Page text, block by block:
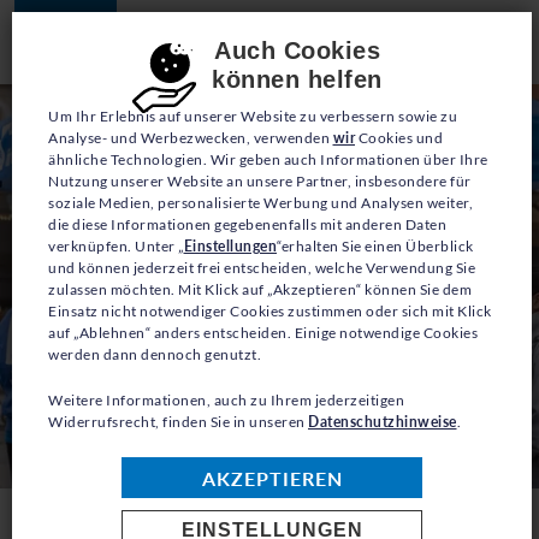
Consent-Einstellungen
Auch Cookies
können helfen
Um Ihr Erlebnis auf unserer Website zu verbessern sowie zu
Analyse- und Werbezwecken, verwenden wirCookies und
ähnliche Technologien. Wir geben auch Informationen über Ihre
Nutzung unserer Website an unsere Partner, insbesondere für
soziale Medien, personalisierte Werbung und Analysen weiter,
die diese Informationen gegebenenfalls mit anderen Daten
verknüpfen. Unter „ Einstellungen“erhalten Sie einen Überblick
und können jederzeit frei entscheiden, welche Verwendung Sie
zulassen möchten. Mit Klick auf „Akzeptieren“ können Sie dem
Einsatz nicht notwendiger Cookies zustimmen oder sich mit Klick
auf „Ablehnen“ anders entscheiden. Einige notwendige Cookies
werden dann dennoch genutzt.
Weitere Informationen, auch zu Ihrem jederzeitigen
Widerrufsrecht, finden Sie in unseren Datenschutzhinweise.
AKZEPTIEREN
EINSTELLUNGEN
JETZT SPENDEN